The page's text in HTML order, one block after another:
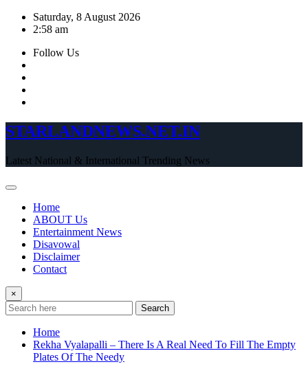
Skip
Saturday, 8 August 2026
2:58 am
Follow Us
STARLANDNEWS.NET.IN
Latest National & International Trending News
Home
ABOUT Us
Entertainment News
Disavowal
Disclaimer
Contact
×
Search
Home
Rekha Vyalapalli – There Is A Real Need To Fill The Empty
Plates Of The Needy